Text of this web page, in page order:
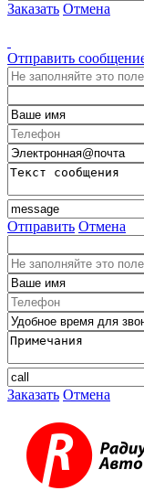
Заказать Отмена
Отправить
Отправить Отмена
Заказать Отмена